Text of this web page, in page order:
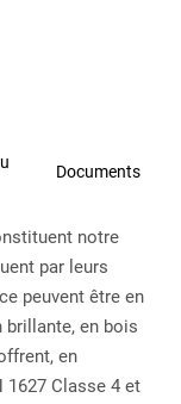
Documents
notre
par leurs
peuvent être en
brillante, en bois
en
1627 Classe 4 et